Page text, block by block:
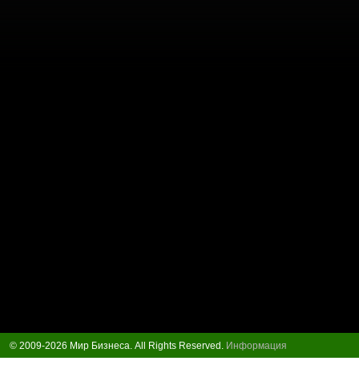
© 2009-2026 Мир Бизнеса. All Rights Reserved. Информация